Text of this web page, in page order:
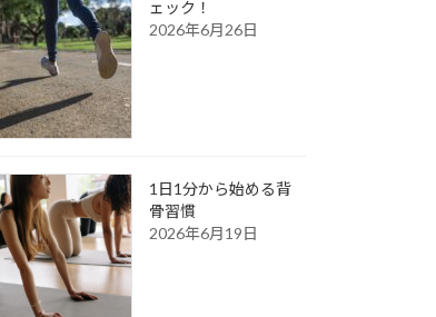
ェック！
2026年6月26日
1日1分から始める背
骨習慣
2026年6月19日